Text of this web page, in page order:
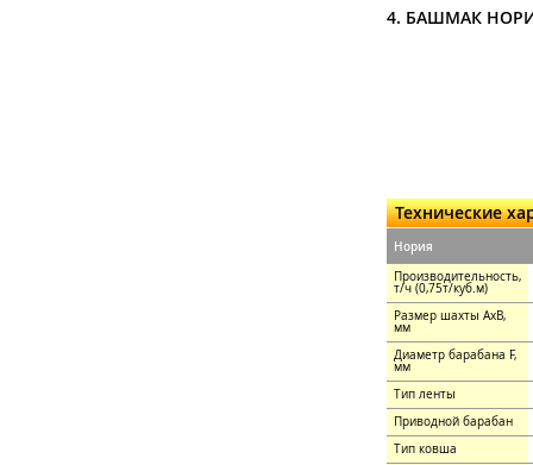
4. БАШМАК
Технические
Нория
Производительность,
т/ч (0,75т/куб.м)
Размер шахты АхВ,
мм
Диаметр барабана F,
мм
Тип ленты
Приводной барабан
Тип ковша